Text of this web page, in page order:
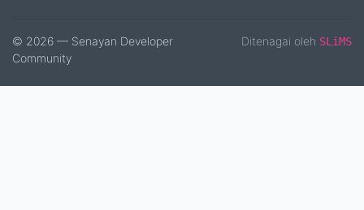
© 2026 — Senayan Developer
Community
Ditenagai oleh SLiMS